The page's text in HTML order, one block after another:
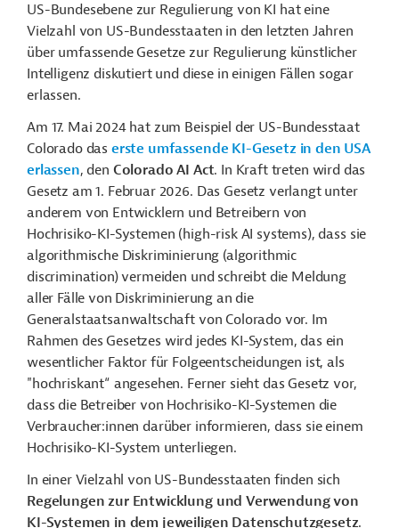
US-Bundesebene zur Regulierung von KI hat eine
Vielzahl von US-Bundesstaaten in den letzten Jahren
über umfassende Gesetze zur Regulierung künstlicher
Intelligenz diskutiert und diese in einigen Fällen sogar
erlassen.
Am 17. Mai 2024 hat zum Beispiel der US-Bundesstaat
Colorado das erste umfassende KI-Gesetz in den USA
erlassen, den Colorado AI Act. In Kraft treten wird das
Gesetz am 1. Februar 2026. Das Gesetz verlangt unter
anderem von Entwicklern und Betreibern von
Hochrisiko-KI-Systemen (high-risk AI systems), dass sie
algorithmische Diskriminierung (algorithmic
discrimination) vermeiden und schreibt die Meldung
aller Fälle von Diskriminierung an die
Generalstaatsanwaltschaft von Colorado vor. Im
Rahmen des Gesetzes wird jedes KI-System, das ein
wesentlicher Faktor für Folgeentscheidungen ist, als
"hochriskant“ angesehen. Ferner sieht das Gesetz vor,
dass die Betreiber von Hochrisiko-KI-Systemen die
Verbraucher:innen darüber informieren, dass sie einem
Hochrisiko-KI-System unterliegen.
In einer Vielzahl von US-Bundesstaaten finden sich
Regelungen zur Entwicklung und Verwendung von
KI-Systemen in dem jeweiligen Datenschutzgesetz.